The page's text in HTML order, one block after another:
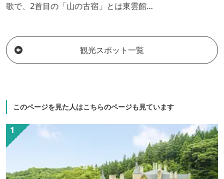
歌で、2首目の「山の古宿」とは東雲館の
草・薬草の観察のガイドやレンタサイク
ルなども完備しています。また、登山口
や観光地への無料送迎も対応可能です。
観光スポット一覧
このページを見た人はこちらのページも見ています